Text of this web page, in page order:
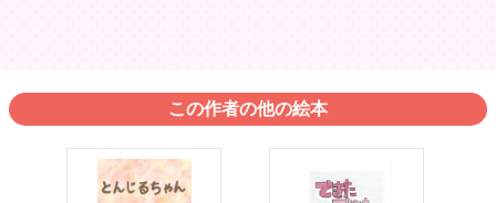
この作者の他の絵本